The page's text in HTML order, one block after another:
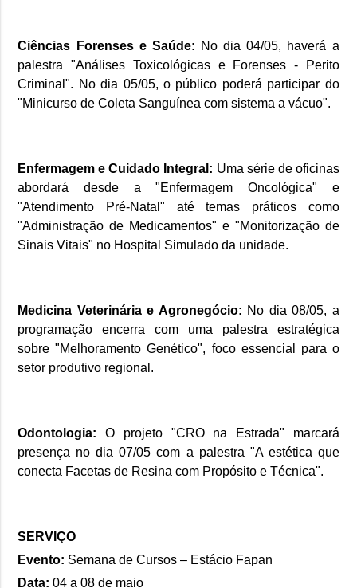
Ciências Forenses e Saúde: No dia 04/05, haverá a
palestra "Análises Toxicológicas e Forenses - Perito
Criminal". No dia 05/05, o público poderá participar do
"Minicurso de Coleta Sanguínea com sistema a vácuo".
Enfermagem e Cuidado Integral: Uma série de oficinas
abordará desde a "Enfermagem Oncológica" e
"Atendimento Pré-Natal" até temas práticos como
"Administração de Medicamentos" e "Monitorização de
Sinais Vitais" no Hospital Simulado da unidade.
Medicina Veterinária e Agronegócio: No dia 08/05, a
programação encerra com uma palestra estratégica
sobre "Melhoramento Genético", foco essencial para o
setor produtivo regional.
Odontologia:O projeto "CRO na Estrada" marcará
presença no dia 07/05 com a palestra "A estética que
conecta Facetas de Resina com Propósito e Técnica".
SERVIÇO
Evento: Semana de Cursos – Estácio Fapan
Data:04 a 08 de maio